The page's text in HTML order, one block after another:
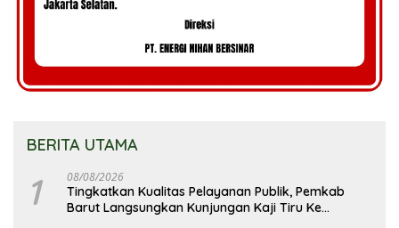
BERITA UTAMA
1 08/08/2026
Tingkatkan Kualitas Pelayanan Publik, Pemkab
Barut Langsungkan Kunjungan Kaji Tiru Ke